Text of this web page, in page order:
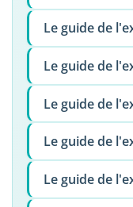
Le guide de
Le guide de
Le guide de
Le guide de
Le guide de